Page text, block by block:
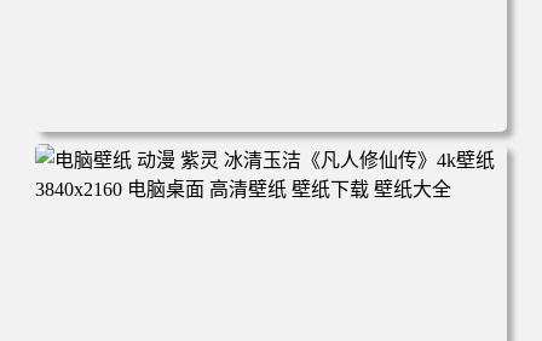
电脑壁纸 动漫 凡人修仙传 韩立 结婴 4k壁纸 3840x2160 电
脑桌面 高清壁纸 壁纸下载 壁纸大全